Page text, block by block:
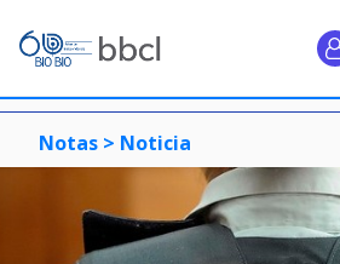
Notas > Noticia